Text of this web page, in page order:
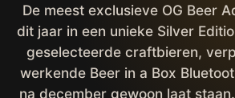
De meest exclusieve OG Beer
dit jaar in een unieke Silver
geselecteerde craftbieren,
werkende Beer in a Box
na december gewoon laat